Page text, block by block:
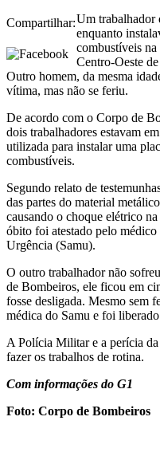
Compartilhar:Um trabalhador
enquanto
combustíveis na
Centro-Oeste
Outro homem, da mesma
vítima, mas não se feriu.
De acordo com o Corpo de
dois trabalhadores estavam
utilizada para instalar uma
combustíveis.
Segundo relato de
das partes do material
causando o choque elétrico
óbito foi atestado pelo
Urgência (Samu).
O outro trabalhador não
de Bombeiros, ele ficou em
fosse desligada. Mesmo sem
médica do Samu e foi
A Polícia Militar e a perícia
fazer os trabalhos de rotina.
Com informações do G1
Foto: Corpo de Bombeiros